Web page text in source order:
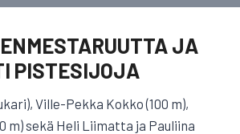
JA
PISTESIJOJA
Ville-Pekka Kokko (100 m),
m) sekä Heli Liimatta ja Pauliina